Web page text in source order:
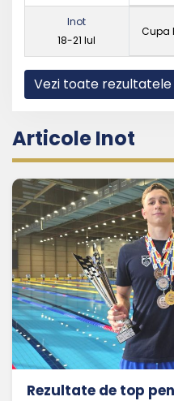
Inot
18-21 Iul
Cupa
Vezi toate rezultatele
Articole Inot
Rezultate de top